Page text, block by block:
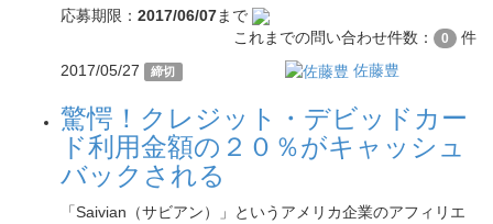
応募期限： 2017/06/07まで
これまでの問い合わせ件数：
0
件
2017/05/27
締切 佐藤豊
驚愕！クレジット・デビッドカー
ド利用金額の２０％がキャッシュ
バックされる
「Saivian（サビアン）」というアメリカ企業のアフィリエ